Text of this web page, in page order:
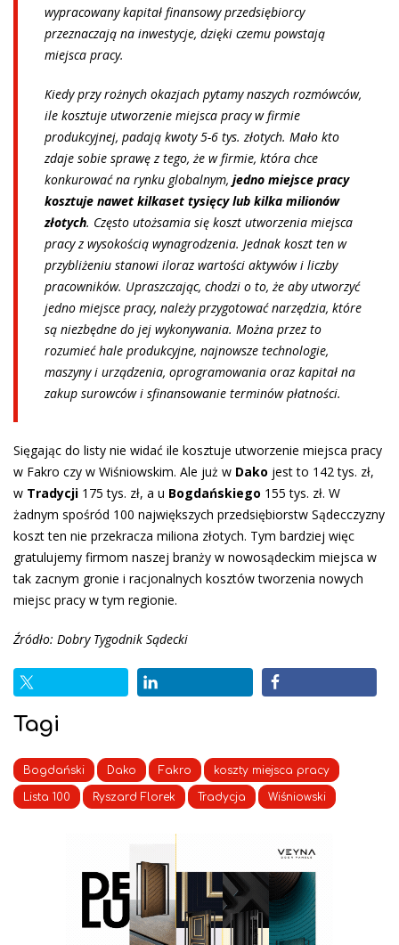
wypracowany kapitał finansowy przedsiębiorcy
przeznaczają na inwestycje, dzięki czemu powstają
miejsca pracy.
Kiedy przy rożnych okazjach pytamy naszych rozmówców,
ile kosztuje utworzenie miejsca pracy w firmie
produkcyjnej, padają kwoty 5-6 tys. złotych. Mało kto
zdaje sobie sprawę z tego, że w firmie, która chce
konkurować na rynku globalnym, jedno miejsce pracy
kosztuje nawet kilkaset tysięcy lub kilka milionów
złotych. Często utożsamia się koszt utworzenia miejsca
pracy z wysokością wynagrodzenia. Jednak koszt ten w
przybliżeniu stanowi iloraz wartości aktywów i liczby
pracowników. Upraszczając, chodzi o to, że aby utworzyć
jedno miejsce pracy, należy przygotować narzędzia, które
są niezbędne do jej wykonywania. Można przez to
rozumieć hale produkcyjne, najnowsze technologie,
maszyny i urządzenia, oprogramowania oraz kapitał na
zakup surowców i sfinansowanie terminów płatności.
Sięgając do listy nie widać ile kosztuje utworzenie miejsca pracy
w Fakro czy w Wiśniowskim. Ale już w Dako jest to 142 tys. zł,
w Tradycji 175 tys. zł, a u Bogdańskiego 155 tys. zł. W
żadnym spośród 100 największych przedsiębiorstw Sądecczyzny
koszt ten nie przekracza miliona złotych. Tym bardziej więc
gratulujemy firmom naszej branży w nowosądeckim miejsca w
tak zacnym gronie i racjonalnych kosztów tworzenia nowych
miejsc pracy w tym regionie.
Źródło: Dobry Tygodnik Sądecki
Tagi
Bogdański Dako Fakro koszty miejsca pracy
Lista 100 Ryszard Florek Tradycja Wiśniowski